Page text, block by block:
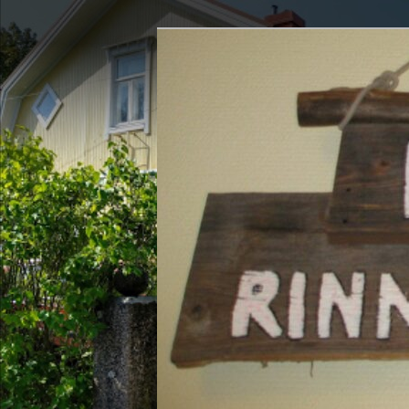
Siirry
sisältöön
Rinne-